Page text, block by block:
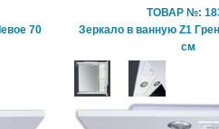
70
ТОВАР №:
Зеркало в ванную Z1
см